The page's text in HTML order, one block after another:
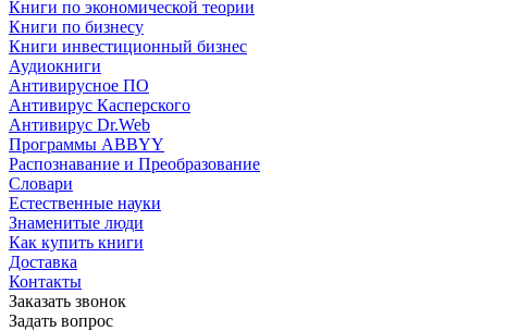
Книги по экономической теории
Книги по бизнесу
Книги инвестиционный бизнес
Аудиокниги
Антивирусное ПО
Антивирус Касперского
Антивирус Dr.Web
Программы ABBYY
Распознавание и Преобразование
Словари
Естественные науки
Знаменитые люди
Как купить книги
Доставка
Контакты
Заказать звонок
Задать вопрос